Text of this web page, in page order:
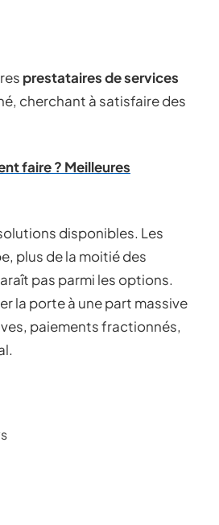
prestataires de services
cherchant à satisfaire des
faire ? Meilleures
disponibles. Les
plus de la moitié des
pas parmi les options.
la porte à une part massive
paiements fractionnés,